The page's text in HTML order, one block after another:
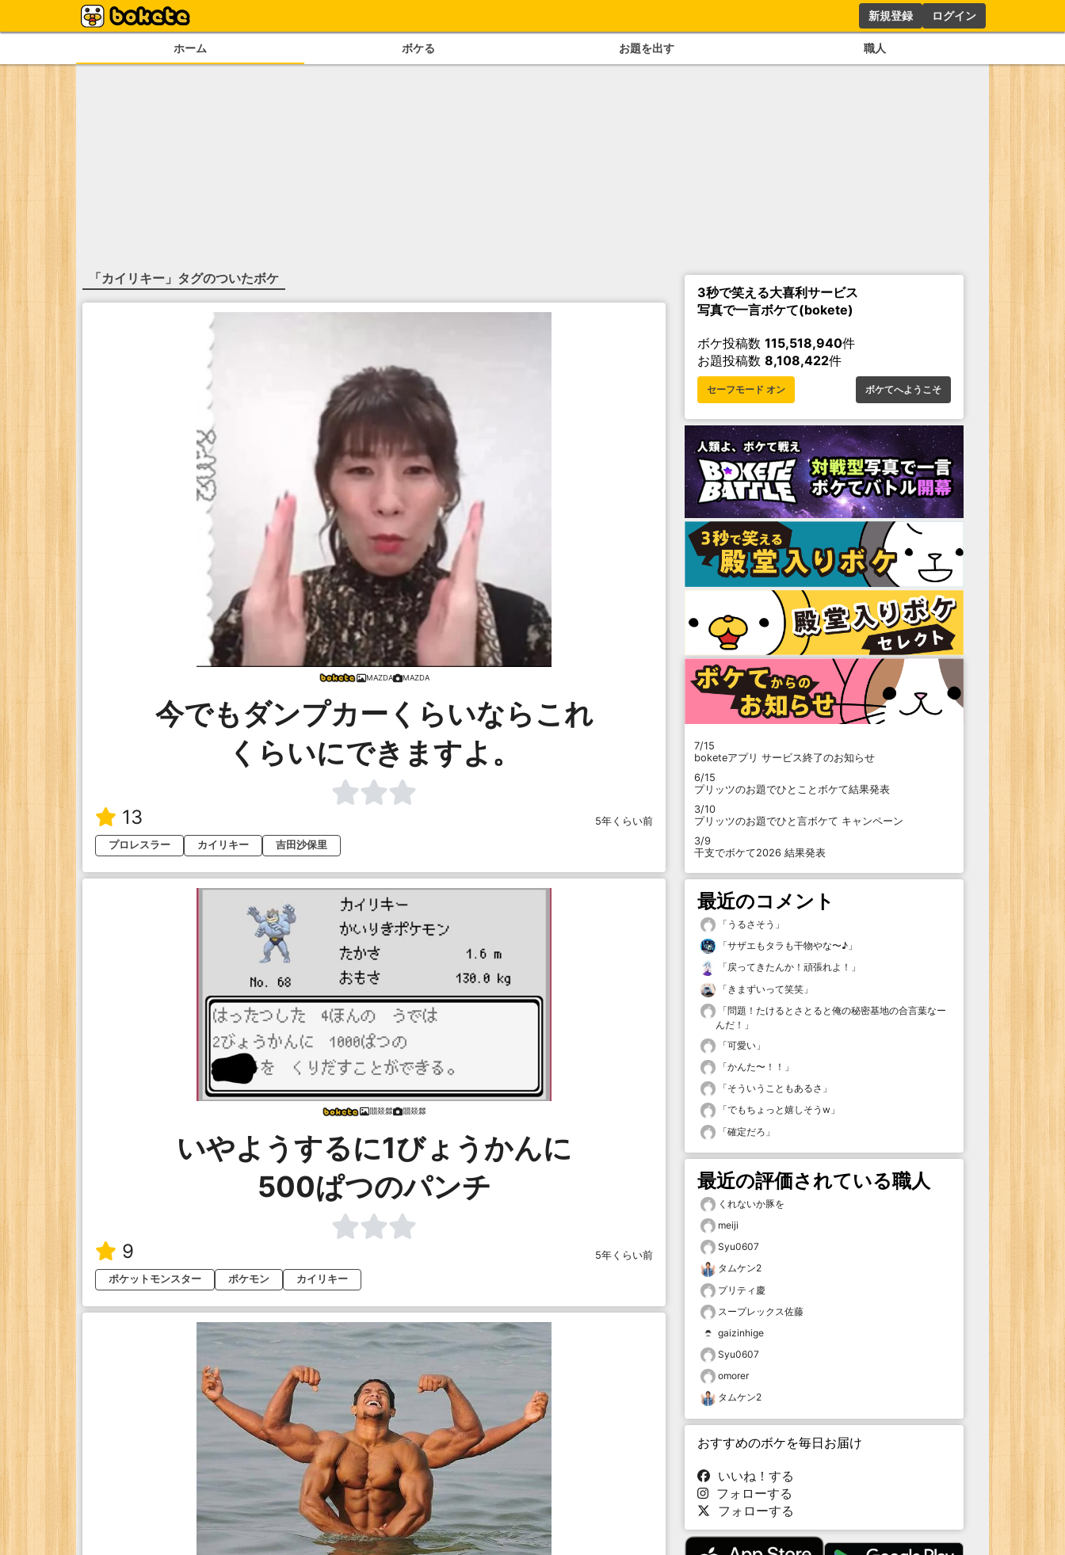
新規登録 ログイン
ホーム ボケる お題を出す 職人
「カイリキー 」タグのついたボケ
MAZDA MAZDA
今でもダンプカーくらいならこれ
くらいにできますよ。
13
5年くらい前
プロレスラー
カイリキー 吉田沙保里
朤燚㵘 朤燚㵘
いやようするに1びょうかんに
500ぱつのパンチ
9
5年くらい前
ポケットモンスター
ポケモン カイリキー
3秒で笑える大喜利サービス
写真で一言ボケて(bokete)
ボケ投稿数 115,518,940件
お題投稿数 8,108,422件
セーフモード オン ボケてへようこそ
7/15
boketeアプリ サービス終了のお知らせ
6/15
プリッツのお題でひとことボケて結果発表
3/10
プリッツのお題でひと言ボケて キャンペーン
3/9
干支でボケて2026 結果発表
最近のコメント
「 うるさそう 」
「サザエもタラも干物やな〜♪ 」
「戻ってきたんか！頑張れよ！ 」
「 きまずいって笑笑 」
「問題！たけるとさとると俺の秘密基地の合言葉なー
んだ！ 」
「可愛い 」
「かんた〜！！ 」
「そういうこともあるさ 」
「でもちょっと嬉しそうw 」
「確定だろ 」
最近の評価されている職人
くれないか豚を
meiji
Syu0607
タムケン2
プリティ慶
スープレックス佐藤
gaizinhige
Syu0607
omorer
タムケン2
おすすめのボケを毎日お届け
いいね！する
フォローする
フォローする